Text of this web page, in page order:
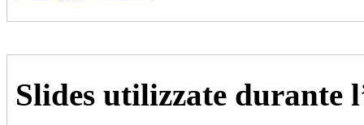
Slides utilizzate durante